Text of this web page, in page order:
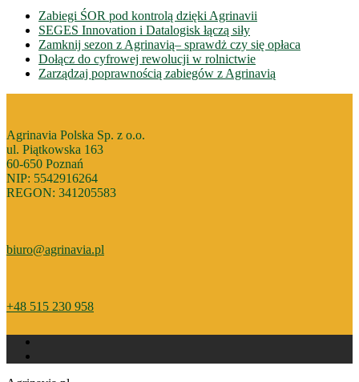
Zabiegi ŚOR pod kontrolą dzięki Agrinavii
SEGES Innovation i Datalogisk łączą siły
Zamknij sezon z Agrinavią– sprawdż czy się opłaca
Dołącz do cyfrowej rewolucji w rolnictwie
Zarządzaj poprawnością zabiegów z Agrinavią
Agrinavia Polska Sp. z o.o.
ul. Piątkowska 163
60-650 Poznań
NIP: 5542916264
REGON: 341205583
biuro@agrinavia.pl
+48 515 230 958